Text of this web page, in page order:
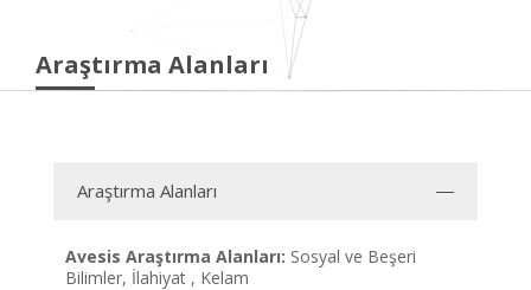
Araştırma Alanları
Araştırma Alanları
Avesis Araştırma Alanları: Sosyal ve Beşeri
Bilimler, İlahiyat , Kelam